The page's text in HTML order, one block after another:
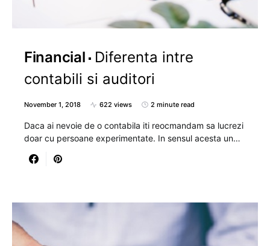
Financial
Diferenta intre
contabili si auditori
November 1, 2018 622 views 2 minute read
Daca ai nevoie de o contabila iti reocmandam sa lucrezi
doar cu persoane experimentate. In sensul acesta un…